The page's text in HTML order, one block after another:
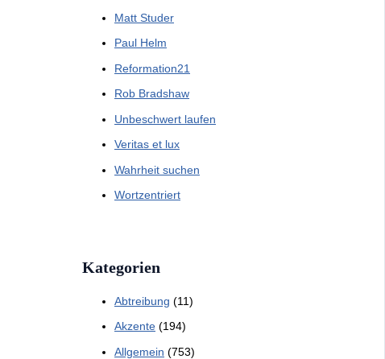
Matt Studer
Paul Helm
Reformation21
Rob Bradshaw
Unbeschwert laufen
Veritas et lux
Wahrheit suchen
Wortzentriert
Kategorien
Abtreibung (11)
Akzente (194)
Allgemein (753)